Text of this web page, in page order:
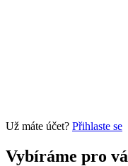
Už máte účet? Přihlaste se
Vybíráme pro